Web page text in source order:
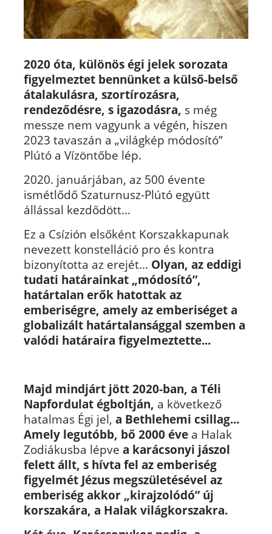
2020 óta, különös égi jelek sorozata
figyelmeztet bennünket a külső-belső
átalakulásra, szortírozásra,
rendeződésre, s igazodásra, s még
messze nem vagyunk a végén, hiszen
2023 tavaszán a „világkép módosító”
Plútó a Vízöntőbe lép.
2020. januárjában, az 500 évente
ismétlődő Szaturnusz-Plútó együtt
állással kezdődött...
Ez a Csízión elsőként Korszakkapunak
nevezett konstelláció pro és kontra
bizonyította az erejét... Olyan, az eddigi
tudati határainkat „módosító”,
határtalan erők hatottak az
emberiségre, amely az emberiséget a
globalizált határtalansággal szemben a
valódi határaira figyelmeztette...
Majd mindjárt jött 2020-ban, a Téli
Napfordulat égboltján, a következő
hatalmas Égi jel, a Bethlehemi csillag...
Amely legutóbb, bő 2000 évea Halak
Zodiákusba lépve a karácsonyi jászol
felett állt, s hívta fel az emberiség
figyelmét Jézus megszületésével az
emberiség akkor „kirajzolódó” új
korszakára, a Halak világkorszakra.